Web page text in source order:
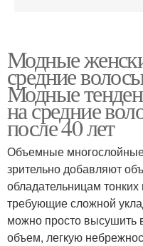
Прически для круглого
лица
Модные
средние
Модные
на средние
после 40 лет
Объемные
зрительно добавляют
обладательницам
требующие сложной
можно просто высушить
объем, легкую